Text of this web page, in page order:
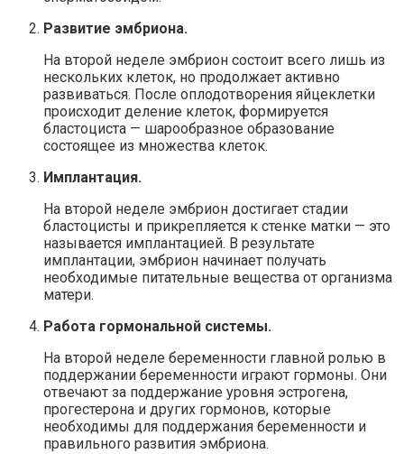
Развитие эмбриона.
На второй неделе эмбрион состоит всего лишь из
нескольких клеток, но продолжает активно
развиваться. После оплодотворения яйцеклетки
происходит деление клеток, формируется
бластоциста — шарообразное образование
состоящее из множества клеток.
Имплантация.
На второй неделе эмбрион достигает стадии
бластоцисты и прикрепляется к стенке матки — это
называется имплантацией. В результате
имплантации, эмбрион начинает получать
необходимые питательные вещества от организма
матери.
Работа гормональной системы.
На второй неделе беременности главной ролью в
поддержании беременности играют гормоны. Они
отвечают за поддержание уровня эстрогена,
прогестерона и других гормонов, которые
необходимы для поддержания беременности и
правильного развития эмбриона.